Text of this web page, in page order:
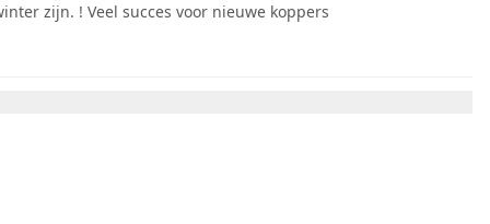
zijn. ! Veel succes voor nieuwe koppers